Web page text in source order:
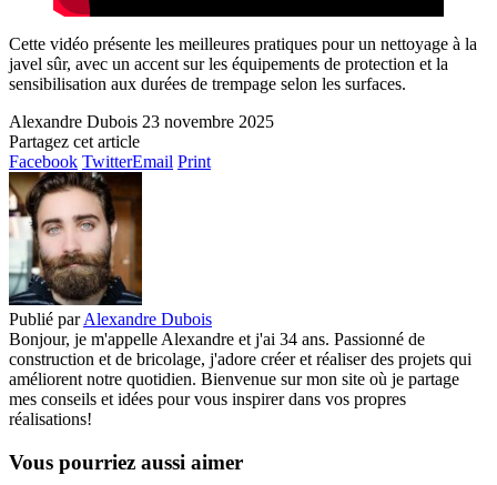
Cette vidéo présente les meilleures pratiques pour un nettoyage à la
javel sûr, avec un accent sur les équipements de protection et la
sensibilisation aux durées de trempage selon les surfaces.
Alexandre Dubois 23 novembre 2025
Partagez cet article
Facebook TwitterEmail Print
Publié par Alexandre Dubois
Bonjour, je m'appelle Alexandre et j'ai 34 ans. Passionné de
construction et de bricolage, j'adore créer et réaliser des projets qui
améliorent notre quotidien. Bienvenue sur mon site où je partage
mes conseils et idées pour vous inspirer dans vos propres
réalisations!
Vous pourriez aussi aimer